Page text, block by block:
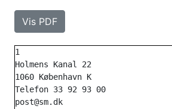
Vis PDF
1
Holmens Kanal 22
1060 København K
Telefon 33 92 93 00
post@sm.dk